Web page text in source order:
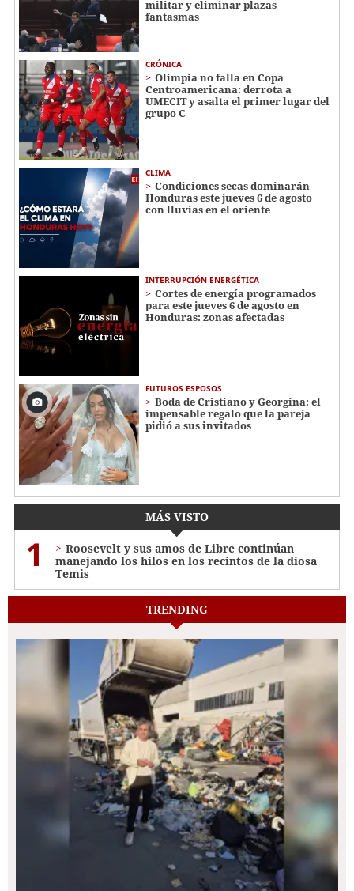
militar y eliminar plazas
fantasmas
CRÓNICA
Olimpia no falla en Copa
Centroamericana: derrota a
UMECIT y asalta el primer lugar del
grupo C
CLIMA
Condiciones secas dominarán
Honduras este jueves 6 de agosto
con lluvias en el oriente
INTERRUPCIÓN ENERGÉTICA
Cortes de energía programados
para este jueves 6 de agosto en
Honduras: zonas afectadas
FUTUROS ESPOSOS
Boda de Cristiano y Georgina: el
impensable regalo que la pareja
pidió a sus invitados
MÁS VISTO
1
Roosevelt y sus amos de Libre continúan
manejando los hilos en los recintos de la diosa
Temis
TRENDING